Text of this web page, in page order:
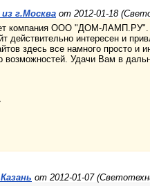
г.Москва от 2012-01-18
компания ООО "ДОМ-ЛАМП.РУ".
действительно интересен и
здесь все намного просто и
возможностей. Удачи Вам в
от 2012-01-07